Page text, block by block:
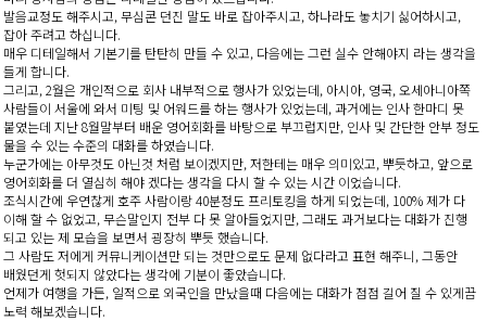
발음교정도 해주시고, 무심콘 던진 말도 바로 잡아주시고, 하나라도 놓치기 싫어하시고,
잡아 주려고 하십니다.
매우 디테일해서 기본기를 탄탄히 만들 수 있고, 다음에는 그런 실수 안해야지 라는 생각을
들게 합니다.
그리고, 2월은 개인적으로 회사 내부적으로 행사가 있었는데, 아시아, 영국, 오세아니아쪽
사람들이 서울에 와서 미팅 및 어워드를 하는 행사가 있었는데, 과거에는 인사 한마디 못
붙였는데 지난 8월말부터 배운 영어회화를 바탕으로 부끄럽지만, 인사 및 간단한 안부 정도
물을 수 있는 수준의 대화를 하였습니다.
누군가에는 아무것도 아닌것 처럼 보이겠지만, 저한테는 매우 의미있고, 뿌듯하고, 앞으로
영어회화를 더 열심히 해야 겠다는 생각을 다시 할 수 있는 시간 이었습니다.
조식시간에 우연찮게 호주 사람이랑 40분정도 프리토킹을 하게 되었는데, 100% 제가 다
이해 할 수 없었고, 무슨말인지 전부 다 못 알아들었지만, 그래도 과거보다는 대화가 진행
되고 있는 제 모습을 보면서 굉장히 뿌듯 했습니다.
그 사람도 저에게 커뮤니케이션만 되는 것만으로도 문제 없다라고 표현 해주니, 그동안
배웠던게 헛되지 않았다는 생각에 기분이 좋았습니다.
언제가 여행을 가든, 일적으로 외국인을 만났을때 다음에는 대화가 점점 길어 질 수 있게끔
노력 해보겠습니다.